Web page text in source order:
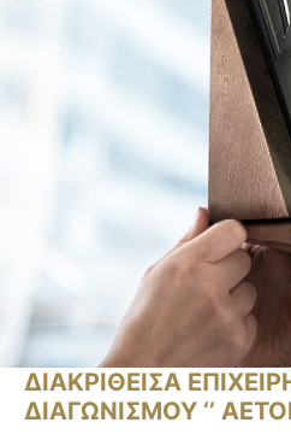
ΔΙΑΚΡΙΘΕΙΣΑ
ΔΙΑΓΩΝΙΣΜΟΥ ‘’ ΑΕΤΟΙ